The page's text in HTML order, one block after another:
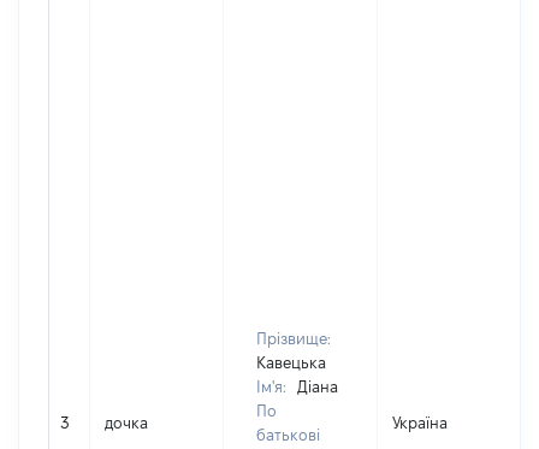
3 дочка
Прізвище:
Кавецька
Ім'я:
Діана
По
батькові
Україна